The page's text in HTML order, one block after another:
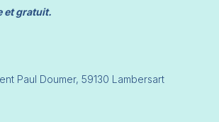
et gratuit.
Paul Doumer, 59130 Lambersart